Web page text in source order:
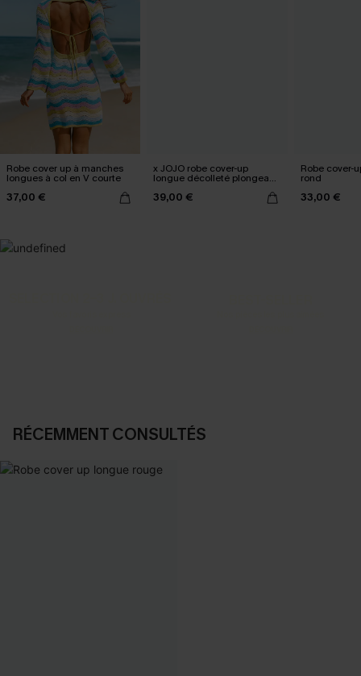
Robe cover up à manches
longues à col en V courte
37,00 €
x JOJO robe cover-up
longue décolleté plongeant
39,00 €
Robe cover-
rond
33,00 €
RÉCEMMENT CONSULTÉS